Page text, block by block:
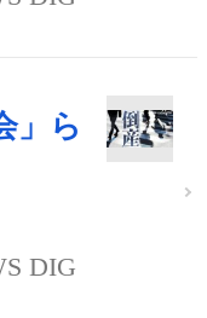
」ら
DIG